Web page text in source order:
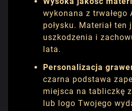
wykonana z trwałego
połysku. Materiał ten
uszkodzenia i
lata.
Personalizacja
czarna podstawa
miejsca na tabliczkę
lub logo Twojego